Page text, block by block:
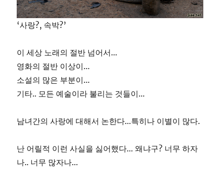
‘사랑?, 속박?’
이 세상 노래의 절반 넘어서…
영화의 절반 이상이…
소설의 많은 부분이…
기타.. 모든 예술이라 불리는 것들이…
남녀간의 사랑에 대해서 논한다…특히나 이별이 많다.
난 어릴적 이런 사실을 싫어했다… 왜냐구? 너무 하자
나.. 너무 많자나…